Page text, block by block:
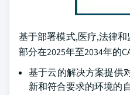
基于部署模式,医疗,法律
部分在2025年至2034年的
基于云的解决方案提供
新和符合要求的环境的